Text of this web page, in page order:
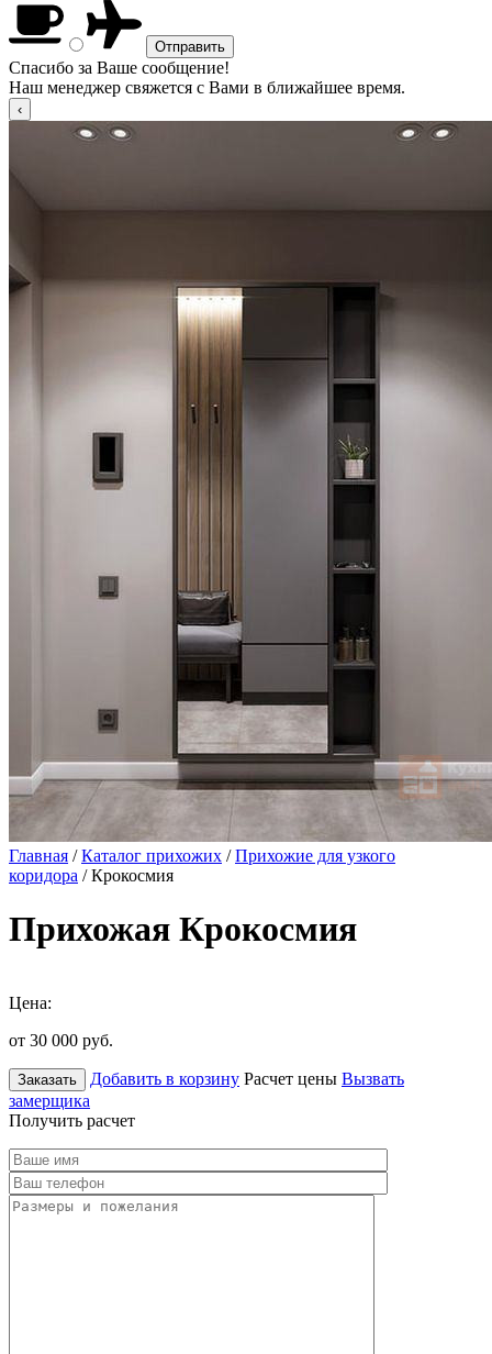
Спасибо за Ваше сообщение!
Наш менеджер свяжется с Вами в ближайшее время.
Главная /Каталог прихожих /Прихожие для узкого
коридора / Крокосмия
Прихожая Крокосмия
Цена:
от 30 000 руб.
Заказать Добавить в корзину Расчет цены Вызвать
замерщика
Получить расчет